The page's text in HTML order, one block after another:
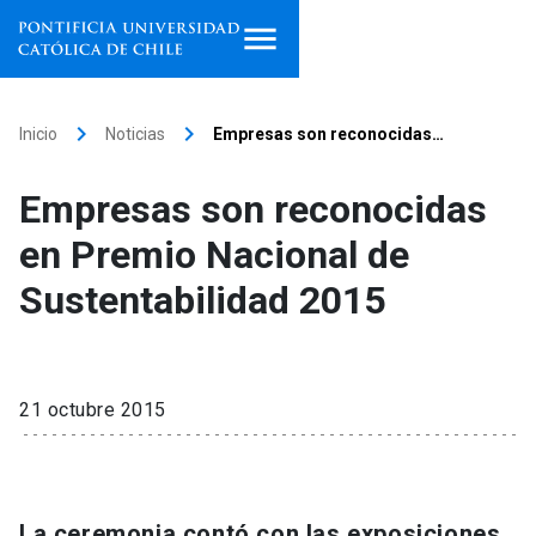
Facultades, escuelas e
institutos
Investigación
Extensión
Inicio keyboard_arrow_right Noticias keyboard_arrow_right Empresas son reconocidas…
Empresas son reconocidas
en Premio Nacional de
Sustentabilidad 2015
21 octubre 2015